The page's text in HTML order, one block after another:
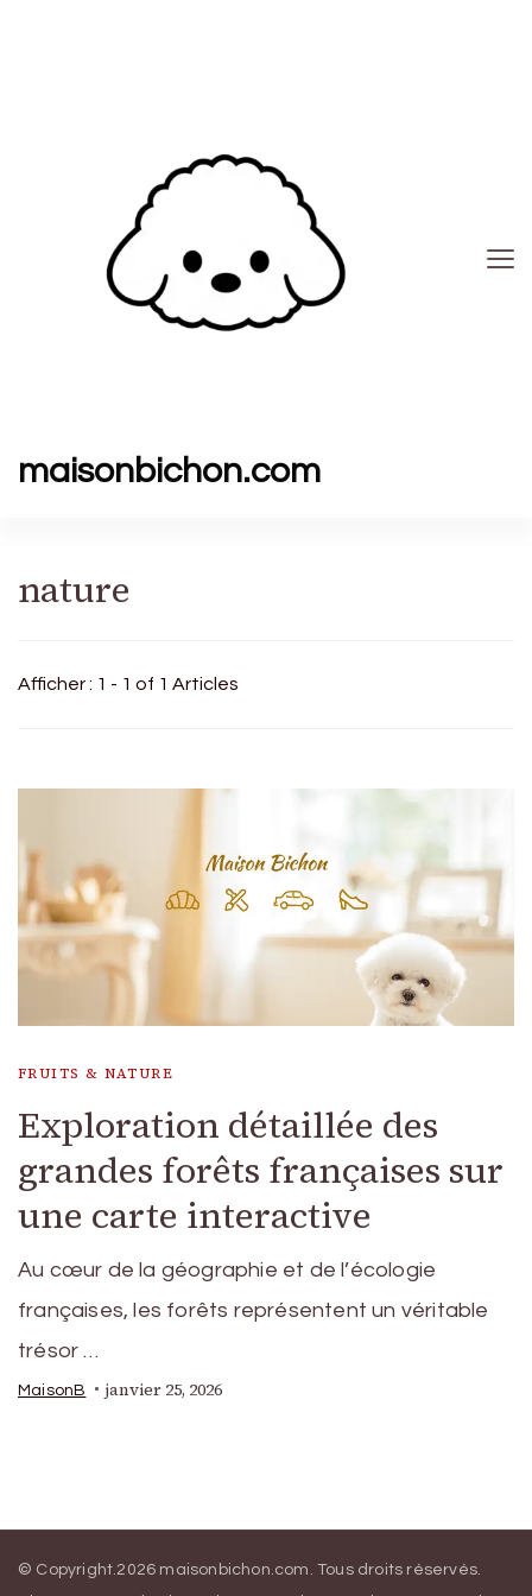
maisonbichon.com
nature
Afficher : 1 - 1 of 1 Articles
FRUITS & NATURE
Exploration détaillée des
grandes forêts françaises sur
une carte interactive
Au cœur de la géographie et de l’écologie
françaises, les forêts représentent un véritable
trésor …
MaisonB janvier 25, 2026
© Copyright.2026 maisonbichon.com . Tous droits réservés.